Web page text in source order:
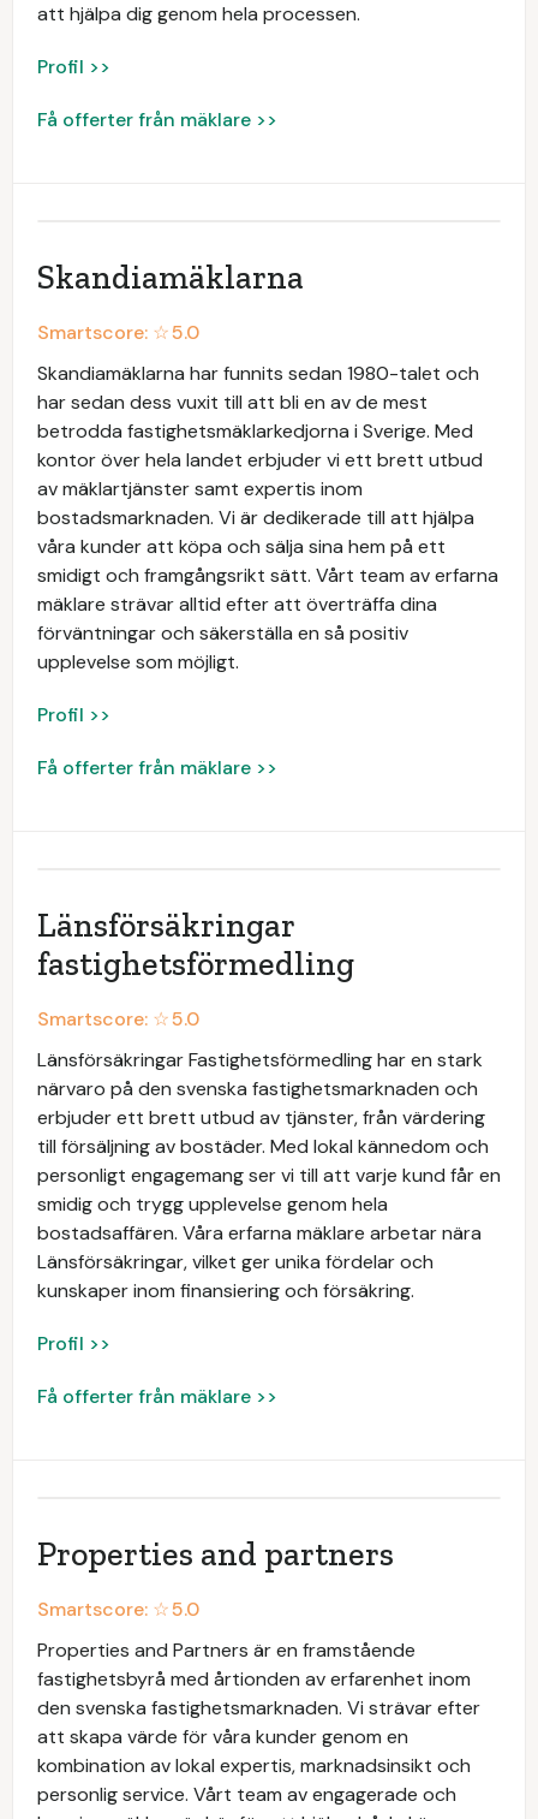
att hjälpa dig genom hela processen.
Profil >>
Få offerter från mäklare >>
Skandiamäklarna
Smartscore: ☆5.0
Skandiamäklarna har funnits sedan 1980-talet och
har sedan dess vuxit till att bli en av de mest
betrodda fastighetsmäklarkedjorna i Sverige. Med
kontor över hela landet erbjuder vi ett brett utbud
av mäklartjänster samt expertis inom
bostadsmarknaden. Vi är dedikerade till att hjälpa
våra kunder att köpa och sälja sina hem på ett
smidigt och framgångsrikt sätt. Vårt team av erfarna
mäklare strävar alltid efter att överträffa dina
förväntningar och säkerställa en så positiv
upplevelse som möjligt.
Profil >>
Få offerter från mäklare >>
Länsförsäkringar
fastighetsförmedling
Smartscore: ☆5.0
Länsförsäkringar Fastighetsförmedling har en stark
närvaro på den svenska fastighetsmarknaden och
erbjuder ett brett utbud av tjänster, från värdering
till försäljning av bostäder. Med lokal kännedom och
personligt engagemang ser vi till att varje kund får en
smidig och trygg upplevelse genom hela
bostadsaffären. Våra erfarna mäklare arbetar nära
Länsförsäkringar, vilket ger unika fördelar och
kunskaper inom finansiering och försäkring.
Profil >>
Få offerter från mäklare >>
Properties and partners
Smartscore: ☆5.0
Properties and Partners är en framstående
fastighetsbyrå med årtionden av erfarenhet inom
den svenska fastighetsmarknaden. Vi strävar efter
att skapa värde för våra kunder genom en
kombination av lokal expertis, marknadsinsikt och
personlig service. Vårt team av engagerade och